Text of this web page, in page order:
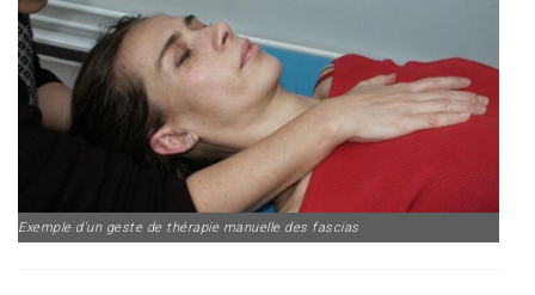
Exemple d'un geste de thérapie manuelle des fascias